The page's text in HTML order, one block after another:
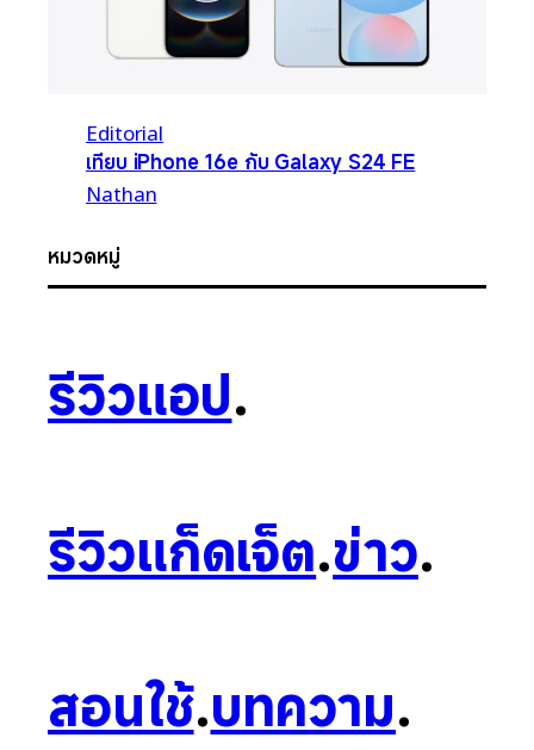
Editorial
เทียบ iPhone 16e กับ Galaxy S24 FE
Nathan
หมวดหมู่
รีวิวแอป.
รีวิวแก็ดเจ็ต.ข่าว.
สอนใช้.บทความ.